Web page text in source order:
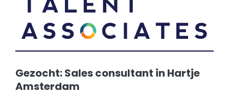
Gezocht: Sales consultant in Hartje
Amsterdam